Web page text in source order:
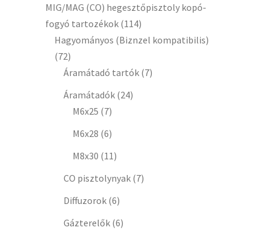
MIG/MAG (CO) hegesztőpisztoly kopó-
fogyó tartozékok (114)
Hagyományos (Biznzel kompatibilis)
(72)
Áramátadó tartók (7)
Áramátadók (24)
M6x25 (7)
M6x28 (6)
M8x30 (11)
CO pisztolynyak (7)
Diffuzorok (6)
Gázterelők (6)